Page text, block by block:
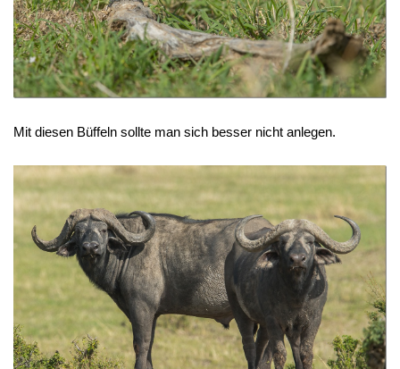
Mit diesen Büffeln sollte man sich besser nicht anlegen.